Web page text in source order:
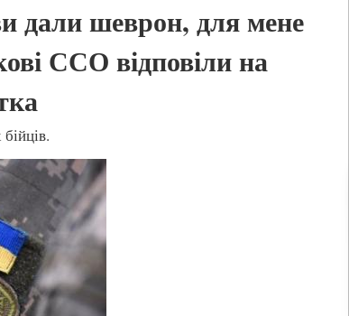
дали шеврон, для мене
ССО відповіли на